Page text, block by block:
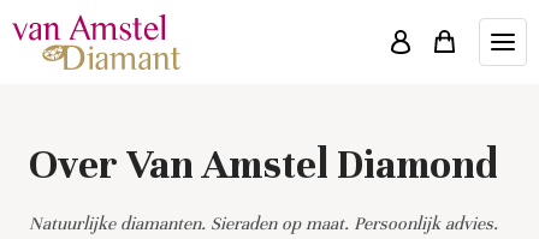
Over Van Amstel Diamond
Natuurlijke diamanten. Sieraden op maat. Persoonlijk advies.